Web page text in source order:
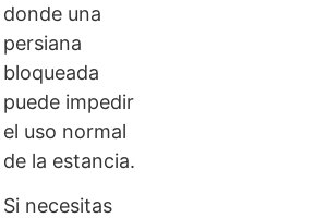
donde una
persiana
bloqueada
puede impedir
el uso normal
de la estancia.
Si necesitas